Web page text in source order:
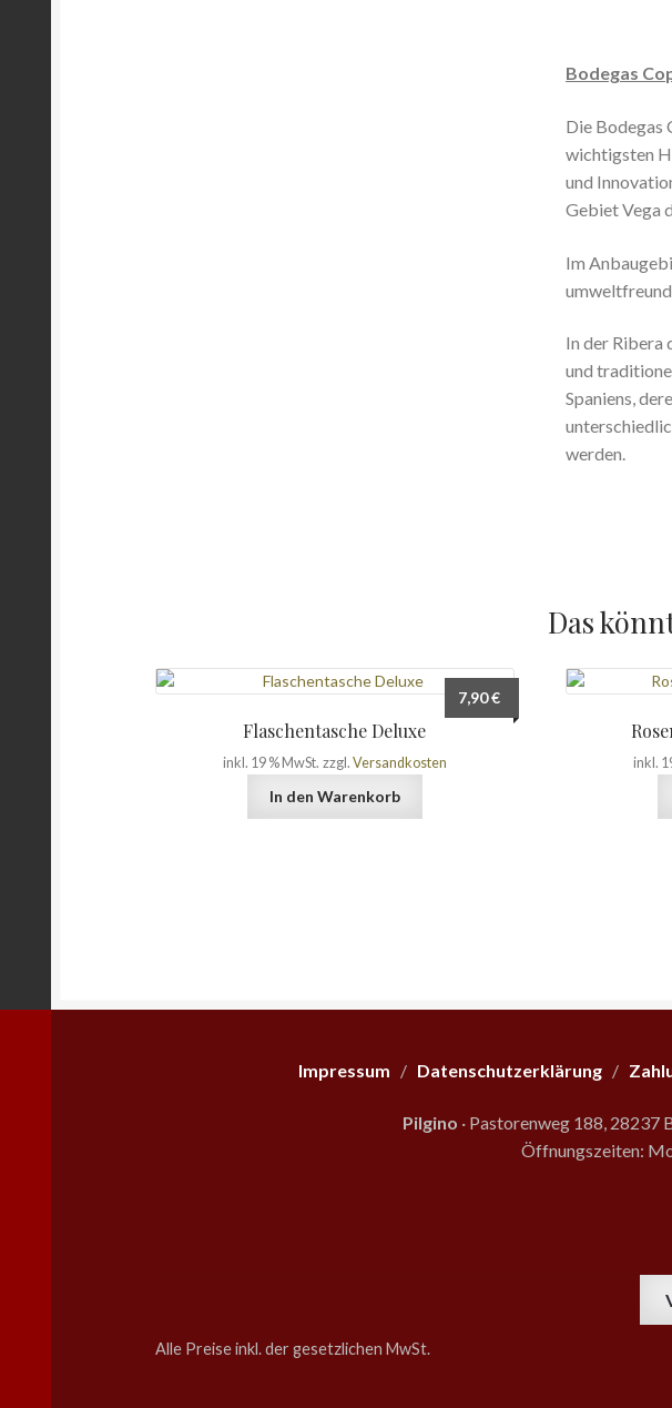
Bodegas
Die Bodegas
wichtigsten
und
Gebiet Vega
Im
In der Ribera
und
Spaniens,
werden.
Das
Flaschentasche Deluxe
7,90€
inkl. 19 % MwSt. zzgl. Versandkosten
In den Warenkorb
inkl.
Impressum / Datenschutzerklärung/
Pilgino · Pastorenweg 188, 28237
Öffnungszeiten:
Alle Preise inkl. der gesetzlichen MwSt.